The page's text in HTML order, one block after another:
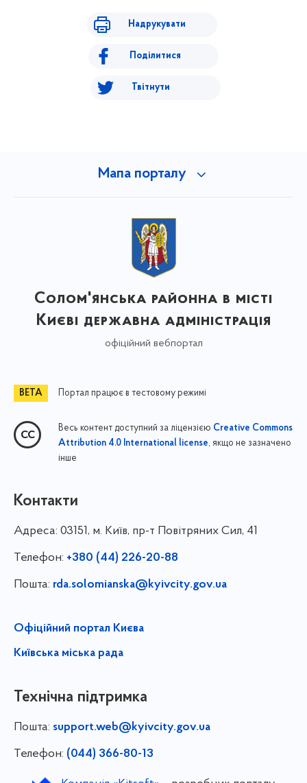
Надрукувати
Поділитися
Твітнути
Мапа порталу
Солом'янська районна в місті
Києві державна адміністрація
офіційний вебпортал
Портал працює в тестовому режимі
Весь контент доступний за ліцензією Creative Commons
Attribution 4.0 International license, якщо не зазначено
інше
Контакти
Адреса: 03151, м. Київ, пр-т Повітряних Сил, 41
Телефон: +380 (44) 226-20-88
Пошта: rda.solomianska@kyivcity.gov.ua
Офіційний портал Києва
Київська міська рада
Технічна підтримка
Пошта: support.web@kyivcity.gov.ua
Телефон: (044) 366-80-13